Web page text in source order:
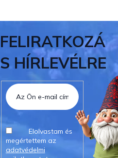
FELIRATKOZÁ
S HÍRLEVÉLRE
Elolvastam és
megértettem az
adatvédelmi